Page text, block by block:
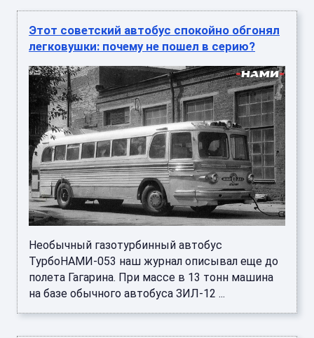
Этот советский автобус спокойно обгонял
легковушки: почему не пошел в серию?
Необычный газотурбинный автобус
ТурбоНАМИ‑053 наш журнал описывал еще до
полета Гагарина. При массе в 13 тонн машина
на базе обычного автобуса ЗИЛ‑12 ...